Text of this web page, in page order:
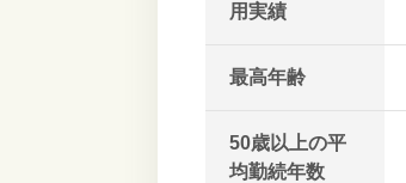
用実績
最高年齢
50歳以上の平
均勤続年数